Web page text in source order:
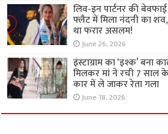
लिव-इन पार्टनर की
फ्लैट में मिला नंदनी का
था फरार असलम!
June 26, 2026
इंस्टाग्राम का ‘इश्क’
मिलकर मां ने रची 7 साल
कार में ले जाकर रेता गला
June 18, 2026